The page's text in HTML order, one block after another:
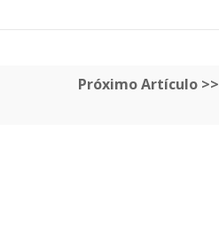
Próximo Artículo >>